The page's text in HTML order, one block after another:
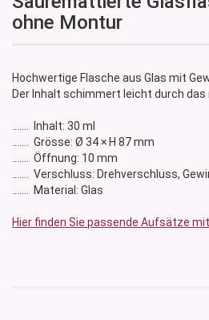
ohne Montur
Hochwertige Flasche aus Glas mit
Der Inhalt schimmert leicht durch
....... Inhalt: 30 ml
....... Grösse: Ø 34 × H 87 mm
​....... Öffnung: 10 mm
....... Verschluss: Drehverschluss,
....... Material: Glas
Hier finden Sie passende Aufsätze mit